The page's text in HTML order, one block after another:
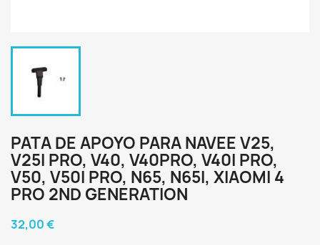
PATA DE APOYO PARA NAVEE V25,
V25I PRO, V40, V40PRO, V40I PRO,
V50, V50I PRO, N65, N65I, XIAOMI 4
PRO 2ND GENERATION
32,00 €